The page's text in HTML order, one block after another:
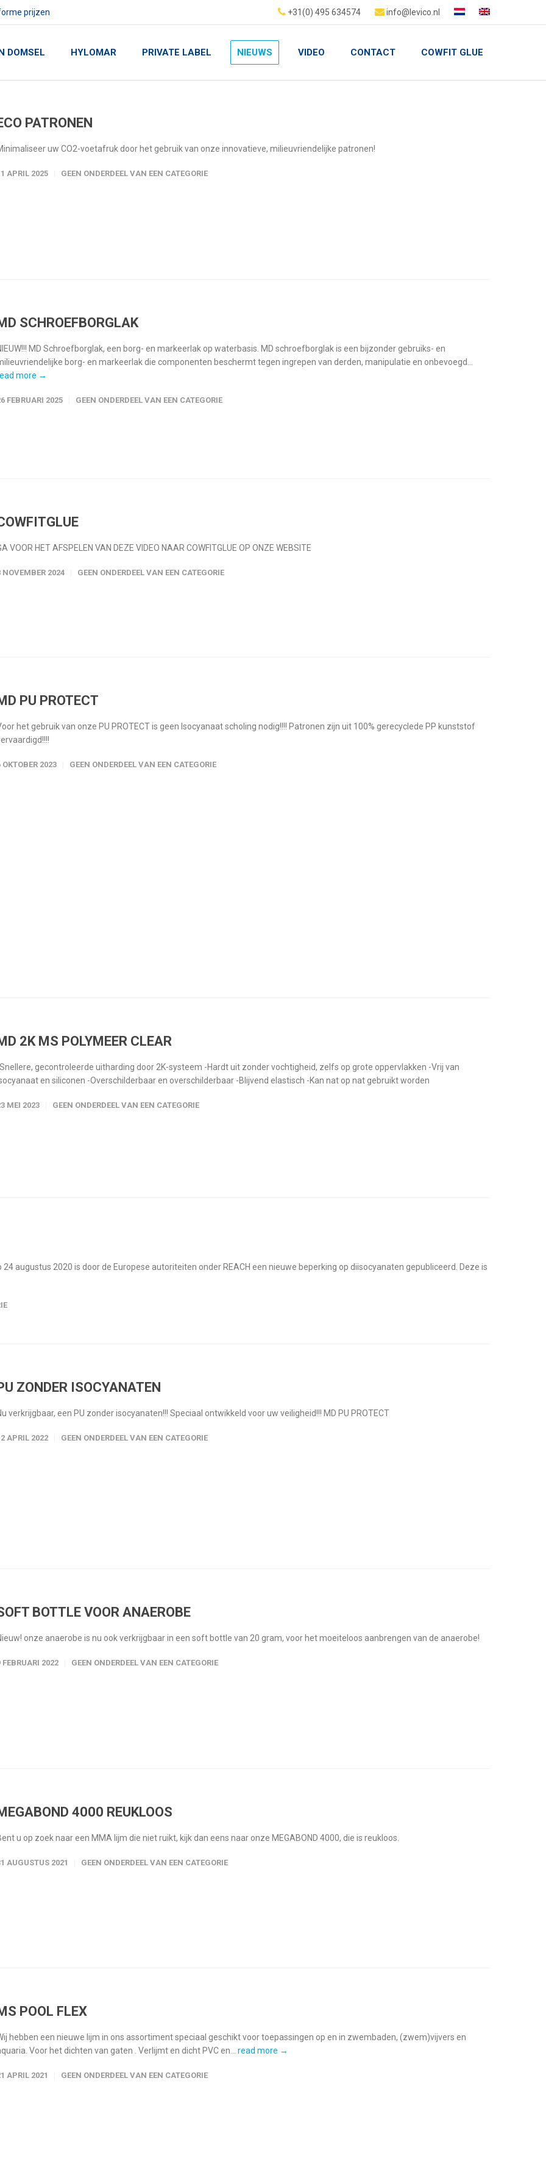
prijzen +31(0) 495 634574 info@levico.nl
DOMSEL HYLOMAR PRIVATE LABEL NIEUWS VIDEO CONTACT COWFIT GLUE
PATRONEN
uw CO2-voetafruk door het gebruik van onze innovatieve, milieuvriendelijke patronen!
APRIL 2025 GEEN ONDERDEEL VAN EEN CATEGORIE
SCHROEFBORGLAK
MD Schroefborglak, een borg- en markeerlak op waterbasis. MD schroefborglak is een bijzonder gebruiks- en
borg- en markeerlak die componenten beschermt tegen ingrepen van derden, manipulatie en onbevoegd...
more →
FEBRUARI 2025 GEEN ONDERDEEL VAN EEN CATEGORIE
VOOR HET AFSPELEN VAN DEZE VIDEO NAAR COWFITGLUE OP ONZE WEBSITE
NOVEMBER 2024 GEEN ONDERDEEL VAN EEN CATEGORIE
PU PROTECT
het gebruik van onze PU PROTECT is geen Isocyanaat scholing nodig!!!! Patronen zijn uit 100% gerecyclede PP kunststof
OKTOBER 2023 GEEN ONDERDEEL VAN EEN CATEGORIE
2K MS POLYMEER CLEAR
gecontroleerde uitharding door 2K-systeem -Hardt uit zonder vochtigheid, zelfs op grote oppervlakken -Vrij van
en siliconen -Overschilderbaar en overschilderbaar -Blijvend elastisch -Kan nat op nat gebruikt worden
MEI 2023 GEEN ONDERDEEL VAN EEN CATEGORIE
24 augustus 2020 is door de Europese autoriteiten onder REACH een nieuwe beperking op diisocyanaten gepubliceerd. Deze is
ZONDER ISOCYANATEN
verkrijgbaar, een PU zonder isocyanaten!!! Speciaal ontwikkeld voor uw veiligheid!!! MD PU PROTECT
APRIL 2022 GEEN ONDERDEEL VAN EEN CATEGORIE
BOTTLE VOOR ANAEROBE
onze anaerobe is nu ook verkrijgbaar in een soft bottle van 20 gram, voor het moeiteloos aanbrengen van de anaerobe!
FEBRUARI 2022 GEEN ONDERDEEL VAN EEN CATEGORIE
4000 REUKLOOS
u op zoek naar een MMA lijm die niet ruikt, kijk dan eens naar onze MEGABOND 4000, die is reukloos.
AUGUSTUS 2021 GEEN ONDERDEEL VAN EEN CATEGORIE
POOL FLEX
hebben een nieuwe lijm in ons assortiment speciaal geschikt voor toepassingen op en in zwembaden, (zwem)vijvers en
Voor het dichten van gaten . Verlijmt en dicht PVC en... read more →
APRIL 2021 GEEN ONDERDEEL VAN EEN CATEGORIE